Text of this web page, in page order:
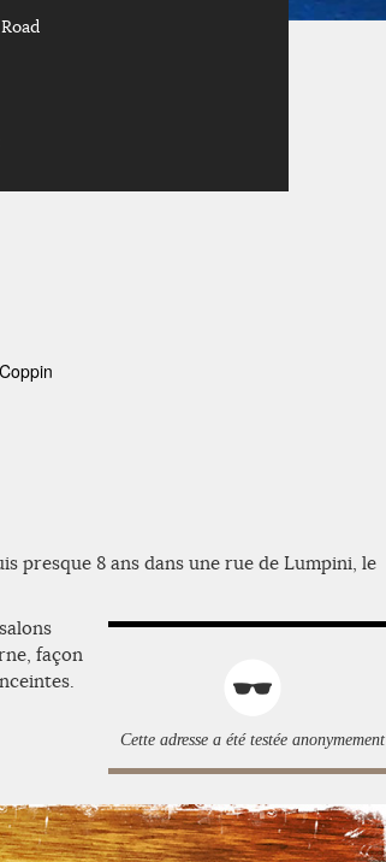
presque 8 ans dans une rue de Lumpini, le
Cette adresse a été testée anonymement
façon